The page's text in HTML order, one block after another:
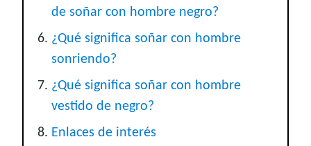
de soñar con hombre negro?
¿Qué significa soñar con hombre
sonriendo?
¿Qué significa soñar con hombre
vestido de negro?
Enlaces de interés